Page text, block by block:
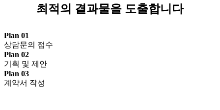
최적의 결과물을 도출합니다
Plan 01
상담문의 접수
Plan 02
기획 및 제안
Plan 03
계약서 작성